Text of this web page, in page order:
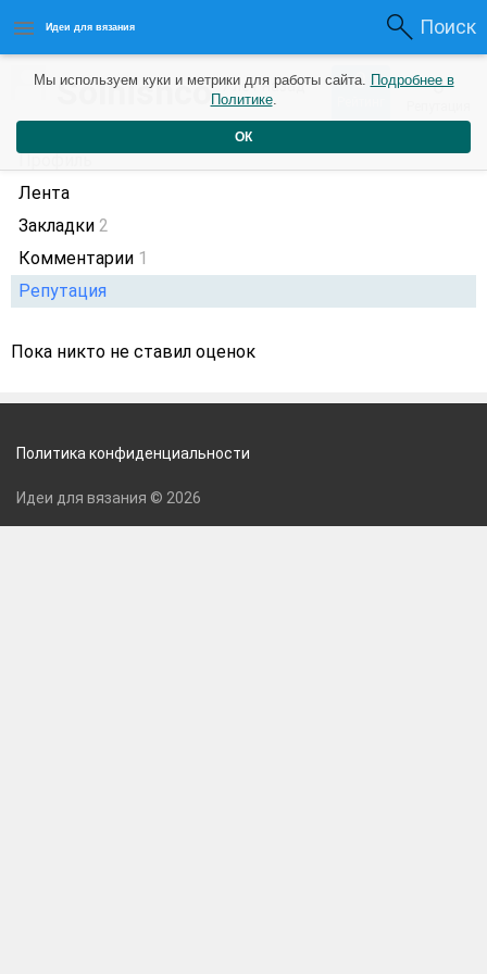
Идеи для вязания Поиск
Solnishco7 лет назад 0 0
Профиль
Лента
Закладки 2
Комментарии 1
Репутация
Пока никто не ставил оценок
Мы используем куки и метрики для работы сайта. Подробнее в
Политике.
ОК
Политика конфиденциальности
Идеи для вязания © 2026